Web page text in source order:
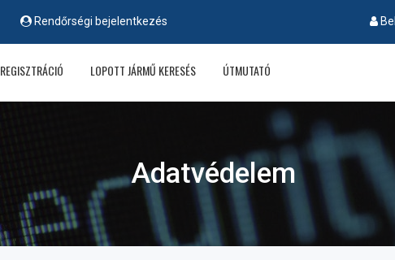
Rendőrségi bejelentkezés
REGISZTRÁCIÓ LOPOTT JÁRMŰ KERESÉS ÚTMUTATÓ
Adatvédelem